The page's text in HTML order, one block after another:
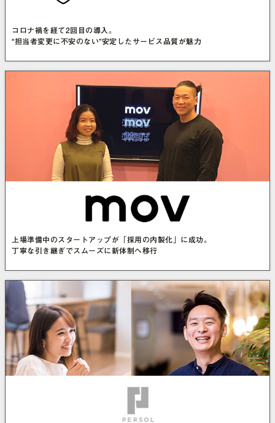
コロナ禍を経て2回目の導入。
“担当者変更に不安のない”安定したサービス品質が魅力
上場準備中のスタートアップが「採用の内製化」に成功。
丁寧な引き継ぎでスムーズに新体制へ移行